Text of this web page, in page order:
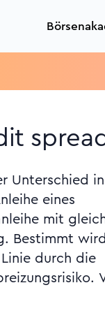
Unterschied
eines
mit
Bestimmt wird
durch die
17 (Gefahren
auf den